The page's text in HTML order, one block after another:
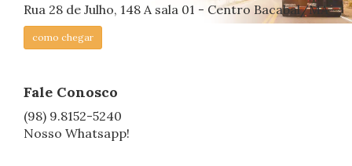
Rua 28 de Julho, 148 A sala 01 - Centro Bacabal/MA
como chegar
Fale Conosco
(98) 9.8152-5240
Nosso Whatsapp!